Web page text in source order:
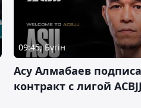
09:45, Бүгін
Асу Алмабаев
контракт с лигой